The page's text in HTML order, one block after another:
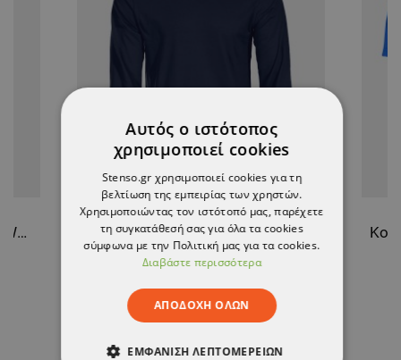
Παντελόνι εργασίας PAYPER WORKER NAVY
7,94 €
Αυτός ο ιστότοπος
χρησιμοποιεί cookies
Stenso.gr χρησιμοποιεί cookies για τη
βελτίωση της εμπειρίας των χρηστών.
Χρησιμοποιώντας τον ιστότοπό μας, παρέχετε
τη συγκατάθεσή σας για όλα τα cookies
σύμφωνα με την Πολιτική μας για τα cookies.
Διαβάστε περισσότερα
ΑΠΟΔΟΧΉ ΌΛΩΝ
ΕΜΦΆΝΙΣΗ ΛΕΠΤΟΜΕΡΕΙΏΝ